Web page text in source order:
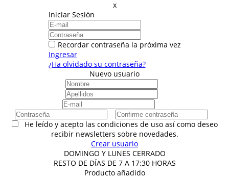
x
Iniciar Sesión
Recordar contraseña la próxima vez
Ingresar
¿Ha olvidado su contraseña?
Nuevo usuario
He leído y acepto las condiciones de uso así como deseo
recibir newsletters sobre novedades.
Crear usuario
DOMINGO Y LUNES CERRADO
RESTO DE DÍAS DE 7 A 17:30 HORAS
Producto añadido